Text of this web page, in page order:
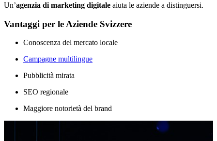
Un’agenzia di marketing digitale aiuta le aziende a distinguersi.
Vantaggi per le Aziende Svizzere
Conoscenza del mercato locale
Campagne multilingue
Pubblicità mirata
SEO regionale
Maggiore notorietà del brand